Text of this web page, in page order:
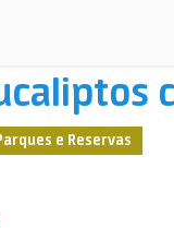
c
e Reservas